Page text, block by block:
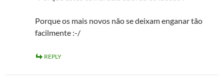
Porque os mais novos não se deixam enganar tão
facilmente :-/
REPLY